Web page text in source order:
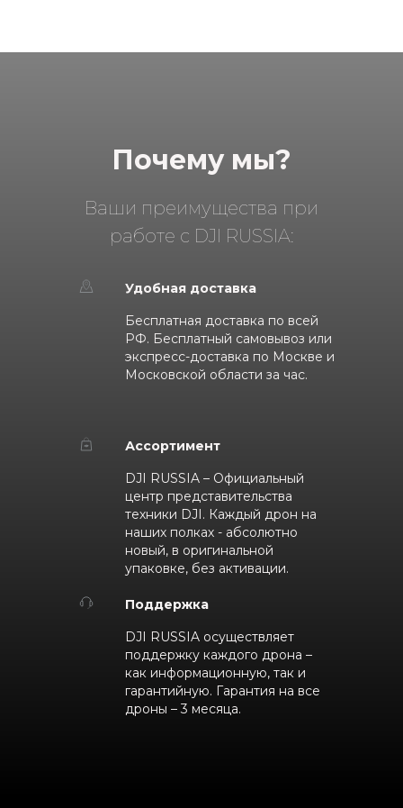
Почему мы?
Ваши преимущества при
работе с DJI RUSSIA:
Удобная доставка
Бесплатная доставка по всей
РФ. Бесплатный самовывоз или
экспресс-доставка по Москве и
Московской области за час.
Ассортимент
DJI RUSSIA – Официальный
центр представительства
техники DJI. Каждый дрон на
наших полках - абсолютно
новый, в оригинальной
упаковке, без активации.
Поддержка
DJI RUSSIA осуществляет
поддержку каждого дрона –
как информационную, так и
гарантийную. Гарантия на все
дроны – 3 месяца.